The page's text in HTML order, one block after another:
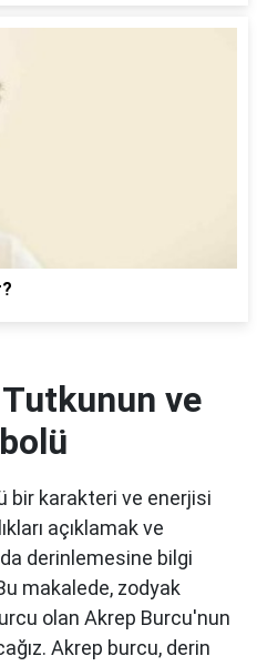
ve
bir karakteri ve enerjisi
açıklamak ve
derinlemesine bilgi
makalede, zodyak
olan Akrep Burcu'nun
Akrep burcu, derin